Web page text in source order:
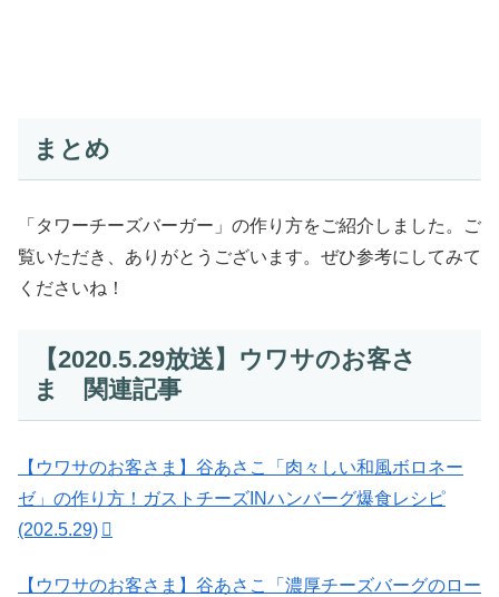
まとめ
「タワーチーズバーガー」の作り方をご紹介しました。ご
覧いただき、ありがとうございます。ぜひ参考にしてみて
くださいね！
【2020.5.29放送】ウワサのお客さ
ま 関連記事
【ウワサのお客さま】谷あさこ「肉々しい和風ボロネー
ゼ」の作り方！ガストチーズINハンバーグ爆食レシピ
(202.5.29)
【ウワサのお客さま】谷あさこ「濃厚チーズバーグのロー